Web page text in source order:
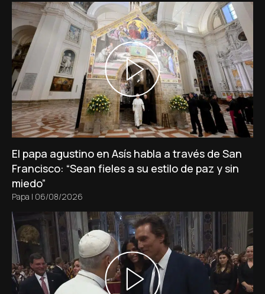
El papa agustino en Asís habla a través de San
Francisco: “Sean fieles a su estilo de paz y sin
miedo”
Papa | 06/08/2026